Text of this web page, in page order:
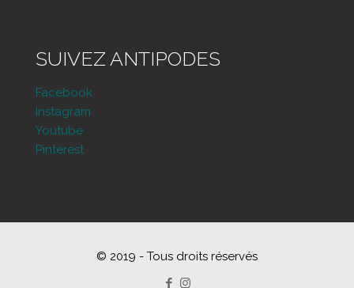
SUIVEZ ANTIPODES
Facebook
Instagram
Youtube
Pinterest
© 2019 - Tous droits réservés